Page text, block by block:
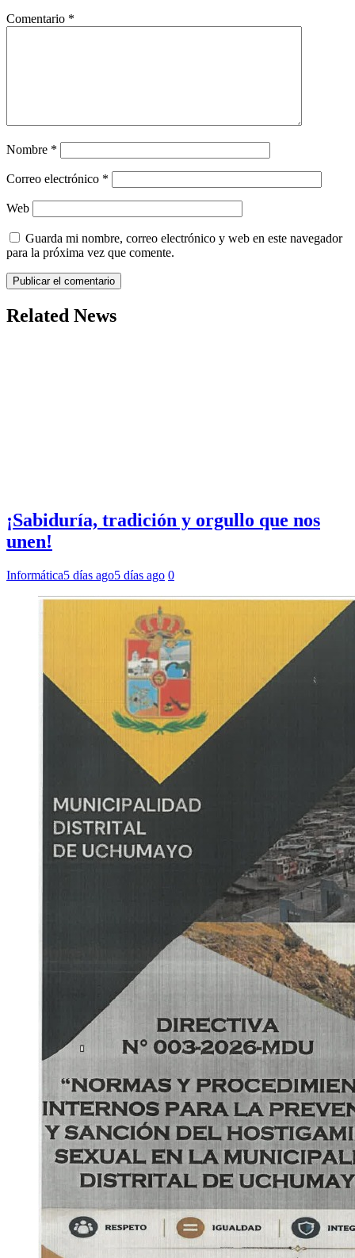
Comentario *
Nombre *
Correo electrónico *
Web
Guarda mi nombre, correo electrónico y web en este navegador
para la próxima vez que comente.
Related News
¡Sabiduría, tradición y orgullo que nos
unen!
Informática5 días ago5 días ago 0